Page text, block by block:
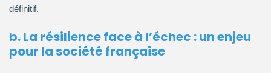
définitif.
b. La résilience face à l’échec : un enjeu
pour la société française